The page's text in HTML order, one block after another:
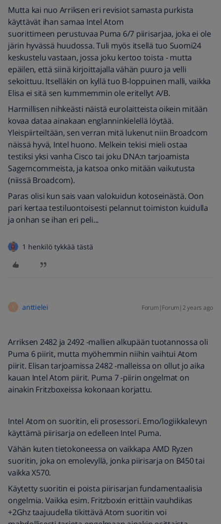
Mutta kai nuo Arriksen eri revisiot samasta purkista
käyttävät ihan samaa Intel Atom
suorittimeen perustuvaa Puma 6/7 piirisarjaa, joka ei ole
järin hyvässä huudossa. Tuli myös itsellä tuo Suomi24
keskustelu vastaan, jossa joku kertoo toista - mutta
epäilen, että siinä kirjoittajalla vähän puuro ja velli
sekoittuu. Itselläkin on kyllä tuo B-loppuinen malli, vaikka
Elisa ei sitä sen kummemmin ole eritellyt A/B.
Harmillisen nihkeästi näistä eurolaitteista oikein mitään
kovaa dataa ainakaan englanninkielellä löytää.
Yleispiirteiltään, sen verran mitä lukenut niin Broadcom
näissä hyvä, Intel huono. Melkein tekisi mieli ostaa
testiksi yksi vanha Cisco tai joku DNA:n tarjoamista
Sagemcommeista, ja katsoa onko mitään vaikutusta
(niissä Broadcom).
Paras olisi kun sais vaan valokuidun kotoseinästä. Oon
pari kertaa testiluontoisesti pelannut toimiston kuidulla
ja onhan se ihan eri peli...
1 henkilö tykkää tästä
A anttielei Forum|Forum|2 years ago
Arriksen 2482 ja 2492 -mallien alkupään tuotannossa oli
Puma 6 piirit, mutta myöhemmin niihin vaihtui Atom
piirit. Elisan tarjoamissa 2482 -malleissa on ollut jo aika
kauan Intel Atom piirit. Puma 7 -piirin ongelmat on
ainakin Fritzboxeissa kokonaan korjattu.
Intel Atom on suoritin, eli prosessori. Emo/logiikkalevyn
käyttämä piirisarja on edelleen Intel Puma.
Vähän kuten tietokoneessa on vaikkapa AMD Ryzen
suoritin, joka on emolevyllä, jonka piirisarja on B450 tai
vaikka X570.
Käytetty suoritin ei poista piirisarjan fundamentaalisia
ongelmia. Vaikka esim. Fritzboxin erittäin vauhdikas
+2Ghz taajuudella tikittävä Atom suoritin voi